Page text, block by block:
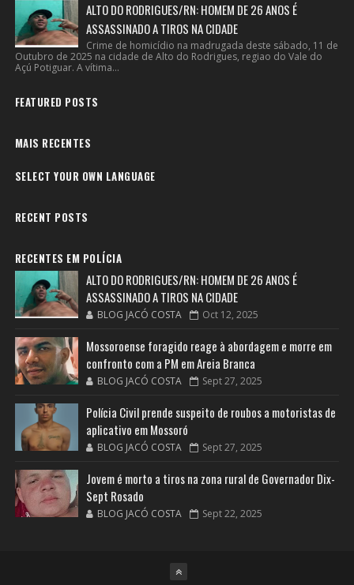
ALTO DO RODRIGUES/RN: HOMEM DE 26 ANOS É
ASSASSINADO A TIROS NA CIDADE
Crime de homicídio na madrugada deste sábado, 11 de
Outubro de 2025 na cidade de Alto do Rodrigues, regiao do Vale do
Açú Potiguar. A vítima...
FEATURED POSTS
MAIS RECENTES
SELECT YOUR OWN LANGUAGE
RECENT POSTS
RECENTES EM POLÍCIA
ALTO DO RODRIGUES/RN: HOMEM DE 26 ANOS É
ASSASSINADO A TIROS NA CIDADE
BLOG JACÓ COSTA Oct 12, 2025
Mossoroense foragido reage à abordagem e morre em
confronto com a PM em Areia Branca
BLOG JACÓ COSTA Sept 27, 2025
Polícia Civil prende suspeito de roubos a motoristas de
aplicativo em Mossoró
BLOG JACÓ COSTA Sept 27, 2025
Jovem é morto a tiros na zona rural de Governador Dix-
Sept Rosado
BLOG JACÓ COSTA Sept 22, 2025